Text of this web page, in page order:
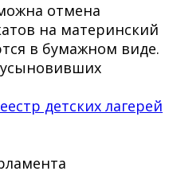
отмена
на материнский
в бумажном виде.
детских лагерей